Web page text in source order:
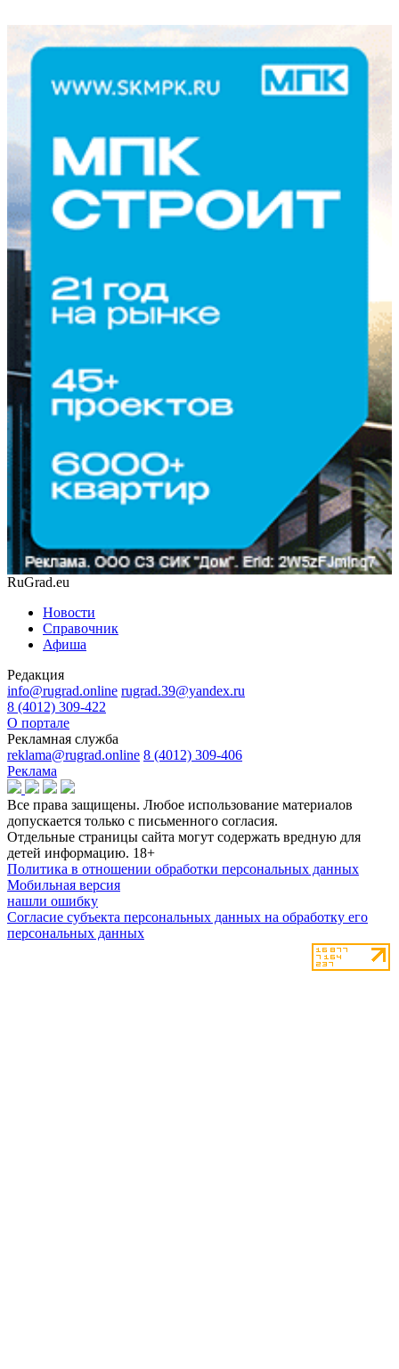
RuGrad.eu
Новости
Справочник
Афиша
Редакция
info@rugrad.online rugrad.39@yandex.ru
8 (4012) 309-422
О портале
Рекламная служба
reklama@rugrad.online 8 (4012) 309-406
Реклама
Все права защищены. Любое использование материалов
допускается только с письменного согласия.
Отдельные страницы сайта могут содержать вредную для
детей информацию. 18+
Политика в отношении обработки персональных данных
Мобильная версия
нашли ошибку
Согласие субъекта персональных данных на обработку его
персональных данных